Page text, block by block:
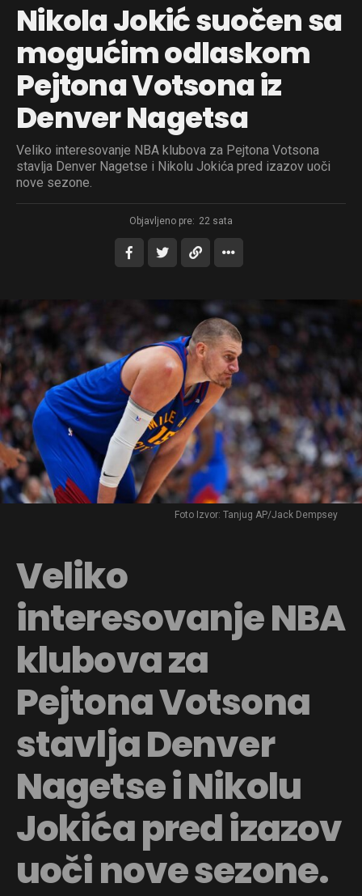
Nikola Jokić suočen sa
mogućim odlaskom
Pejtona Votsona iz
Denver Nagetsa
Veliko interesovanje NBA klubova za Pejtona Votsona
stavlja Denver Nagetse i Nikolu Jokića pred izazov uoči
nove sezone.
Objavljeno pre: 22 sata
Foto Izvor: Tanjug AP/Jack Dempsey
Veliko
interesovanje NBA
klubova za
Pejtona Votsona
stavlja Denver
Nagetse i Nikolu
Jokića pred izazov
uoči nove sezone.